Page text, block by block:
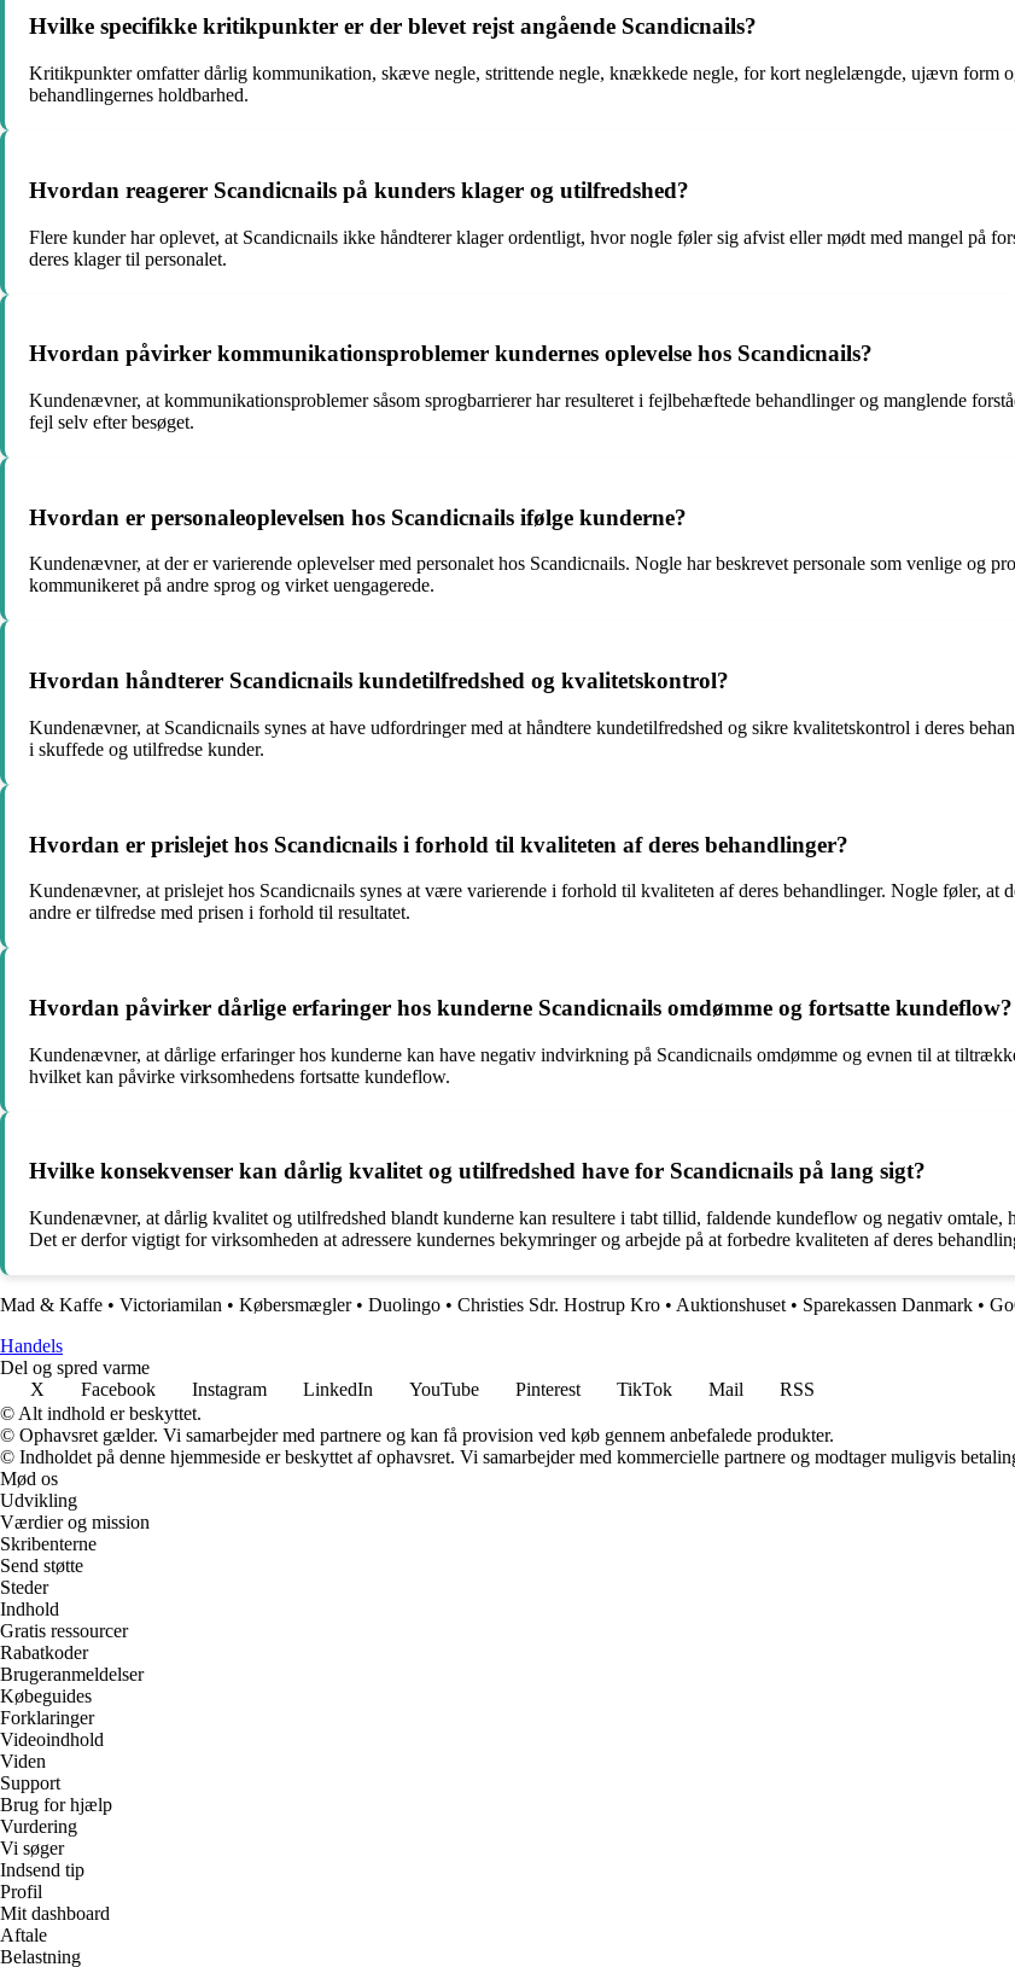
Hvilke specifikke kritikpunkter er der blevet rejst angående Scandicnails?
Kritikpunkter omfatter dårlig kommunikation, skæve negle, strittende negle, knækkede negle, for kort neglelængde, ujævn form
behandlingernes holdbarhed.
Hvordan reagerer Scandicnails på kunders klager og utilfredshed?
Flere kunder har oplevet, at Scandicnails ikke håndterer klager ordentligt, hvor nogle føler sig afvist eller mødt med mangel på
deres klager til personalet.
Hvordan påvirker kommunikationsproblemer kundernes oplevelse hos Scandicnails?
Kundenævner, at kommunikationsproblemer såsom sprogbarrierer har resulteret i fejlbehæftede behandlinger og manglende
fejl selv efter besøget.
Hvordan er personaleoplevelsen hos Scandicnails ifølge kunderne?
Kundenævner, at der er varierende oplevelser med personalet hos Scandicnails. Nogle har beskrevet personale som venlige og
kommunikeret på andre sprog og virket uengagerede.
Hvordan håndterer Scandicnails kundetilfredshed og kvalitetskontrol?
Kundenævner, at Scandicnails synes at have udfordringer med at håndtere kundetilfredshed og sikre kvalitetskontrol i deres
i skuffede og utilfredse kunder.
Hvordan er prislejet hos Scandicnails i forhold til kvaliteten af deres behandlinger?
Kundenævner, at prislejet hos Scandicnails synes at være varierende i forhold til kvaliteten af deres behandlinger. Nogle føler, at
andre er tilfredse med prisen i forhold til resultatet.
Hvordan påvirker dårlige erfaringer hos kunderne Scandicnails omdømme og fortsatte kundeflow?
Kundenævner, at dårlige erfaringer hos kunderne kan have negativ indvirkning på Scandicnails omdømme og evnen til at
hvilket kan påvirke virksomhedens fortsatte kundeflow.
Hvilke konsekvenser kan dårlig kvalitet og utilfredshed have for Scandicnails på lang sigt?
Kundenævner, at dårlig kvalitet og utilfredshed blandt kunderne kan resultere i tabt tillid, faldende kundeflow og negativ omtale,
Det er derfor vigtigt for virksomheden at adressere kundernes bekymringer og arbejde på at forbedre kvaliteten af deres
Mad & Kaffe • Victoriamilan • Købersmægler• Duolingo • Christies Sdr. Hostrup Kro • Auktionshuset • Sparekassen Danmark •
Handels
Del og spred varme
X
Facebook Instagram LinkedIn YouTube Pinterest TikTok Mail
RSS
© Alt indhold er beskyttet.
© Ophavsret gælder. Vi samarbejder med partnere og kan få provision ved køb gennem anbefalede produkter.
© Indholdet på denne hjemmeside er beskyttet af ophavsret. Vi samarbejder med kommercielle partnere og modtager muligvis
Mød os
Udvikling
Værdier og mission
Skribenterne
Send støtte
Steder
Indhold
Gratis ressourcer
Rabatkoder
Brugeranmeldelser
Købeguides
Forklaringer
Videoindhold
Viden
Support
Brug for hjælp
Vurdering
Vi søger
Indsend tip
Profil
Mit dashboard
Aftale
Belastning